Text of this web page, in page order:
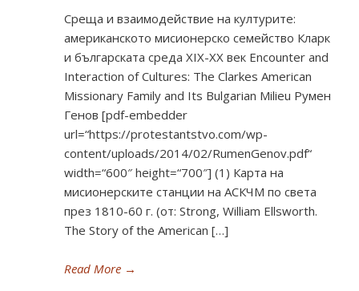
Среща и взаимодействие на културите:
американското мисионерско семейство Кларк
и българската среда ХІХ-ХХ век Encounter and
Interaction of Cultures: The Clarkes American
Missionary Family and Its Bulgarian Milieu Румен
Генов [pdf-embedder
url=“https://protestantstvo.com/wp-
content/uploads/2014/02/RumenGenov.pdf“
width=“600″ height=“700″] (1) Карта на
мисионерските станции на АСКЧМ по света
през 1810-60 г. (от: Strong, William Ellsworth.
The Story of the American […]
Read More →